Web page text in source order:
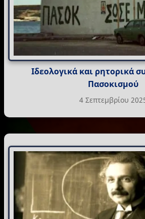
Ιδεολογικά και ρητορικά
Πασοκισμού
4 Σεπτεμβρίου